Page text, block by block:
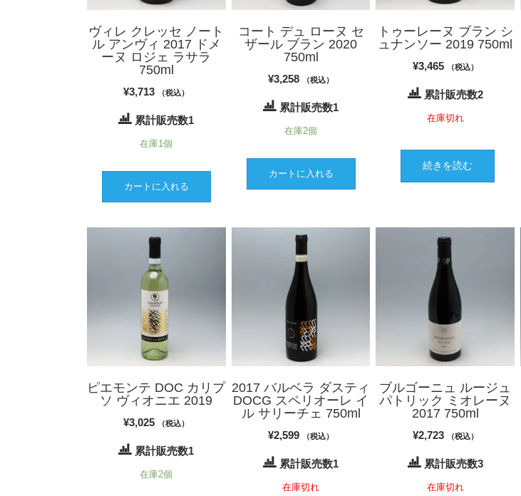
ヴィレ クレッセ ノート
ル アンヴィ 2017 ドメ
ーヌ ロジェ ラサラ
750ml
¥3,713 （税込）
累計販売数1
在庫1個
カートに入れる
コート デュ ローヌ セ
ザール ブラン 2020
750ml
¥3,258 （税込）
累計販売数1
在庫2個
カートに入れる
トゥーレーヌ ブラン シ
ュナンソー 2019 750ml
¥3,465 （税込）
累計販売数2
在庫切れ
続きを読む
ピエモンテ DOC カリプ
ソ ヴィオニエ 2019
¥3,025 （税込）
累計販売数1
在庫2個
2017 バルベラ ダスティ
DOCG スペリオーレ イ
ル サリーチェ 750ml
¥2,599 （税込）
累計販売数1
在庫切れ
ブルゴーニュ ルージュ
パトリック ミオレーヌ
2017 750ml
¥2,723 （税込）
累計販売数3
在庫切れ